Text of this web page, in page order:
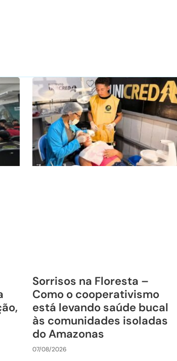
Sorrisos na Floresta –
Como o cooperativismo
está levando saúde bucal
às comunidades isoladas
do Amazonas
07/08/2026